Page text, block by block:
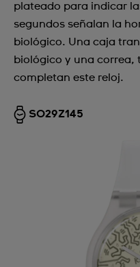
plateado para indicar
segundos señalan la
biológico. Una caja
biológico y una correa,
completan este reloj.
SO29Z145